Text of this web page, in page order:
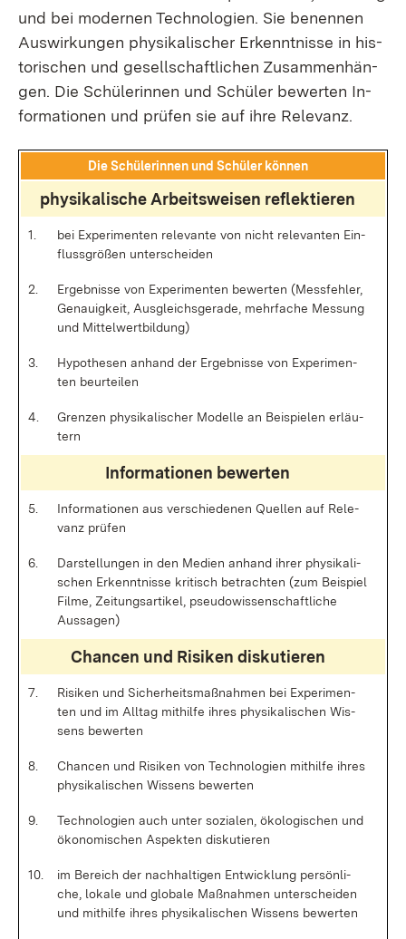
und bei mo­der­nen Tech­no­lo­gi­en. Sie be­nen­nen
Aus­wir­kun­gen phy­si­ka­li­scher Er­kennt­nis­se in his­
to­ri­schen und ge­sell­schaft­li­chen Zu­sam­men­hän­
gen. Die Schü­le­rin­nen und Schü­ler be­wer­ten In­
for­ma­tio­nen und prü­fen sie auf ih­re Re­le­vanz.
Die Schü­le­rin­nen und Schü­ler kön­nen
phy­si­ka­li­sche Ar­beits­wei­sen re­flek­tie­ren
1.
bei Ex­pe­ri­men­ten re­le­van­te von nicht re­le­van­ten Ein­
fluss­grö­ßen un­ter­schei­den
2.
Er­geb­nis­se von Ex­pe­ri­men­ten be­wer­ten (Mess­feh­ler,
Ge­nau­ig­keit, Aus­gleichs­ge­ra­de, mehr­fa­che Mes­sung
und Mit­tel­wert­bil­dung)
3.
Hy­po­the­sen an­hand der Er­geb­nis­se von Ex­pe­ri­men­
ten be­ur­tei­len
4.
Gren­zen phy­si­ka­li­scher Mo­del­le an Bei­spie­len er­läu­
tern
In­for­ma­tio­nen be­wer­ten
5.
In­for­ma­tio­nen aus ver­schie­de­nen Quel­len auf Re­le­
vanz prü­fen
6.
Dar­stel­lun­gen in den Me­di­en an­hand ih­rer phy­si­ka­li­
schen Er­kennt­nis­se kri­tisch be­trach­ten (zum Bei­spiel
Fil­me, Zei­tungs­ar­ti­kel, pseu­do­wis­sen­schaft­li­che
Aus­sa­gen)
Chan­cen und Ri­si­ken dis­ku­tie­ren
7.
Ri­si­ken und Si­cher­heits­maß­nah­men bei Ex­pe­ri­men­
ten und im All­tag mit­hil­fe ih­res phy­si­ka­li­schen Wis­
sens be­wer­ten
8.
Chan­cen und Ri­si­ken von Tech­no­lo­gi­en mit­hil­fe ih­res
phy­si­ka­li­schen Wis­sens be­wer­ten
9.
Tech­no­lo­gi­en auch un­ter so­zia­len, öko­lo­gi­schen und
öko­no­mi­schen As­pek­ten dis­ku­tie­ren
10.
im Be­reich der nach­hal­ti­gen Ent­wick­lung per­sön­li­
che, lo­ka­le und glo­ba­le Maß­nah­men un­ter­schei­den
und mit­hil­fe ih­res phy­si­ka­li­schen Wis­sens be­wer­ten